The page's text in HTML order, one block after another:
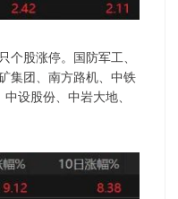
股涨停。国防军工、
集团、南方路机、中铁
设股份、中岩大地、